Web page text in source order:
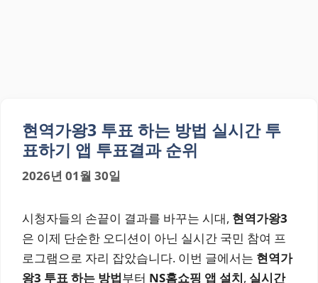
현역가왕3 투표 하는 방법 실시간 투
표하기 앱 투표결과 순위
2026년 01월 30일
시청자들의 손끝이 결과를 바꾸는 시대, 현역가왕3
은 이제 단순한 오디션이 아닌 실시간 국민 참여 프
로그램으로 자리 잡았습니다. 이번 글에서는 현역가
왕3 투표 하는 방법부터 NS홈쇼핑 앱 설치, 실시간